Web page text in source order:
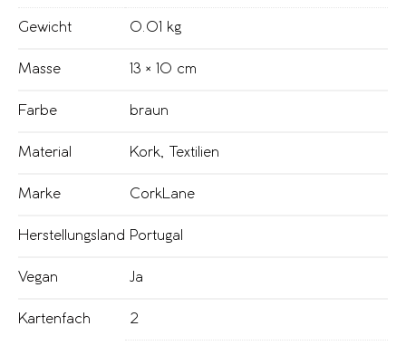
Gewicht 0.01 kg
Masse 13 × 10 cm
Farbe braun
Material Kork, Textilien
Marke CorkLane
Herstellungsland Portugal
Vegan Ja
Kartenfach 2